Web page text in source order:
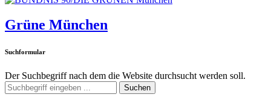
Grüne München
Suchformular
Der Suchbegriff nach dem die Website durchsucht werden soll.
Suchen